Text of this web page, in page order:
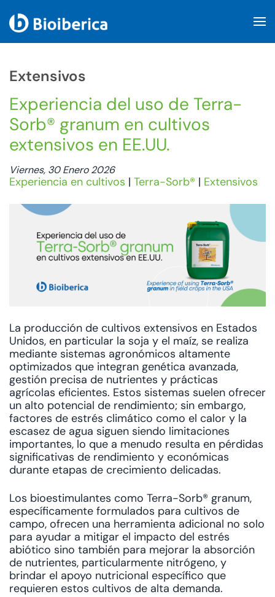
Extensivos
Experiencia del uso de Terra-
Sorb® granum en cultivos
extensivos en EE.UU.
Viernes, 30 Enero 2026
Experiencia en cultivos | Terra-Sorb® | Extensivos
La producción de cultivos extensivos en Estados
Unidos, en particular la soja y el maíz, se realiza
mediante sistemas agronómicos altamente
optimizados que integran genética avanzada,
gestión precisa de nutrientes y prácticas
agrícolas eficientes. Estos sistemas suelen ofrecer
un alto potencial de rendimiento; sin embargo,
factores de estrés climático como el calor y la
escasez de agua siguen siendo limitaciones
importantes, lo que a menudo resulta en pérdidas
significativas de rendimiento y económicas
durante etapas de crecimiento delicadas.
Los bioestimulantes como Terra-Sorb® granum,
específicamente formulados para cultivos de
campo, ofrecen una herramienta adicional no solo
para ayudar a mitigar el impacto del estrés
abiótico sino también para mejorar la absorción
de nutrientes, particularmente nitrógeno, y
brindar el apoyo nutricional específico que
requieren estos cultivos de alta demanda.